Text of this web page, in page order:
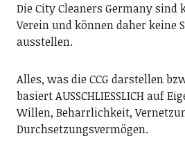
Die City Cleaners Germany sind
Verein und können daher keine
ausstellen.
Alles, was die CCG darstellen
basiert AUSSCHLIESSLICH auf
Willen, Beharrlichkeit,
Durchsetzungsvermögen.